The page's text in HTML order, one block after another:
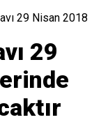
29 Nisan 2018
29